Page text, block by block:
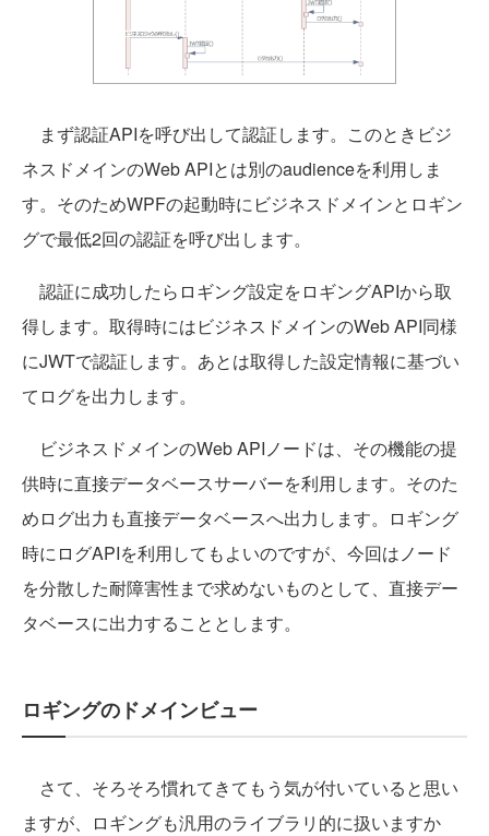
まず認証APIを呼び出して認証します。このときビジ
ネスドメインのWeb APIとは別のaudienceを利用しま
す。そのためWPFの起動時にビジネスドメインとロギン
グで最低2回の認証を呼び出します。
認証に成功したらロギング設定をロギングAPIから取
得します。取得時にはビジネスドメインのWeb API同様
にJWTで認証します。あとは取得した設定情報に基づい
てログを出力します。
ビジネスドメインのWeb APIノードは、その機能の提
供時に直接データベースサーバーを利用します。そのた
めログ出力も直接データベースへ出力します。ロギング
時にログAPIを利用してもよいのですが、今回はノード
を分散した耐障害性まで求めないものとして、直接デー
タベースに出力することとします。
ロギングのドメインビュー
さて、そろそろ慣れてきてもう気が付いていると思い
ますが、ロギングも汎用のライブラリ的に扱いますか